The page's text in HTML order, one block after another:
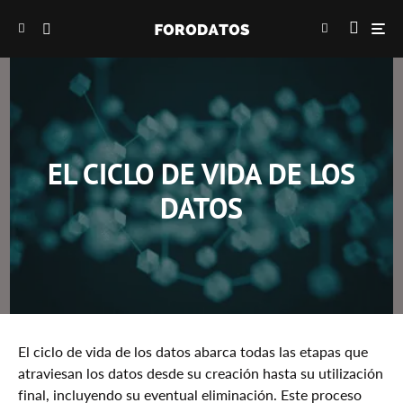
EL CICLO DE VIDA DE LOS
DATOS
El ciclo de vida de los datos abarca todas las etapas que
atraviesan los datos desde su creación hasta su utilización
final, incluyendo su eventual eliminación. Este proceso